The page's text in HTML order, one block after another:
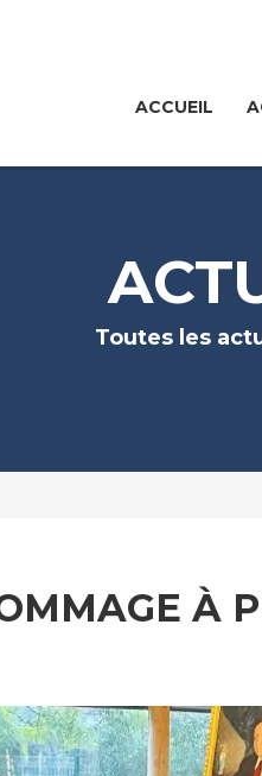
ACCUEIL
Toutes les
À